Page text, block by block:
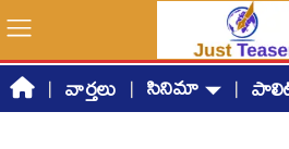
వార్తలు సినిమా